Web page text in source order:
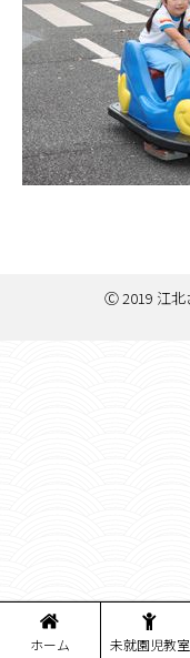
Ⓒ 2019 江北
ホーム 未就園児教室